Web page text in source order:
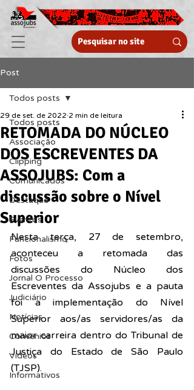
Post
Todos posts
Associação
Clipping
Comunicados
Destaque
Eventos
Funcionalismo
Fotos
Jornal O Processo
Judiciário
Notícias
Convênios
Vídeos
Informativos
Todos posts
RETOMADA DO NÚCLEO
DOS ESCREVENTES DA
ASSOJUBS: Com a
discussão sobre o Nível
Superior
29 de set. de 2022 2 min de leitura
Nesta terça, 27 de setembro,
aconteceu a retomada das
discussões do Núcleo dos
Escreventes da Assojubs e a pauta
foi a implementação do Nível
Superior aos/as servidores/as da
maior carreira dentro do Tribunal de
Justiça do Estado de São Paulo
(TJSP).